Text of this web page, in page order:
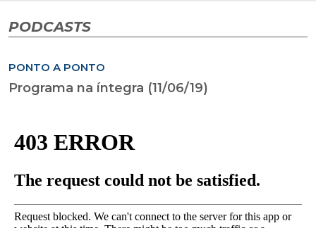
PODCASTS
PONTO A PONTO
Programa na íntegra (11/06/19)